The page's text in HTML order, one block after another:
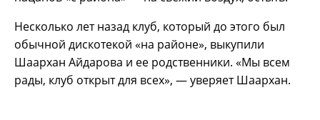
Несколько лет назад клуб, который до этого был
обычной дискотекой «на районе», выкупили
Шаархан Айдарова и ее родственники. «Мы всем
рады, клуб открыт для всех», — уверяет Шаархан.